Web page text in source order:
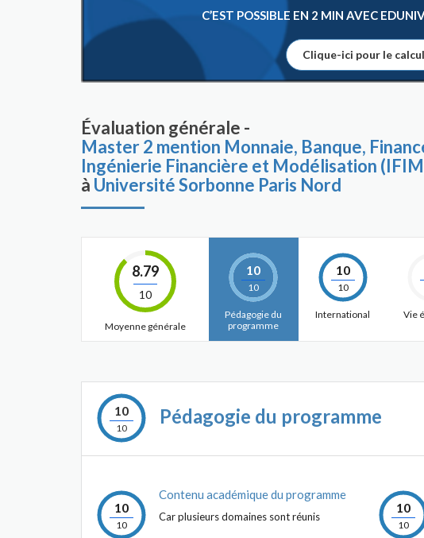
C’EST POSSIBLE EN 2 MIN AVEC
Clique-ici pour le
Évaluation générale -
Master 2 mention Monnaie, Banque,
Ingénierie Financière et Modélisation
à Université Sorbonne Paris Nord
8.79
10
Moyenne générale
10
10
Pédagogie du
programme
10
10
International Vie
10
10
Pédagogie du programme
10
10
Contenu académique du programme
Car plusieurs domaines sont réunis
10
10